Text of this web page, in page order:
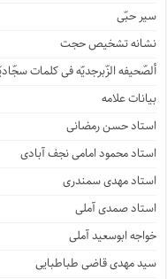
سیر حبّی
نشانه تشخیص حجت
ألصّحیفه الزّبرجدیّه فی کلمات
بیانات علامه
استاد حسن رمضانی
استاد محمود امامی نجف آبادی
استاد مهدی سمندری
استاد صمدی آملی
خواجه ابوسعید آملی
سید مهدی قاضی طباطبایی